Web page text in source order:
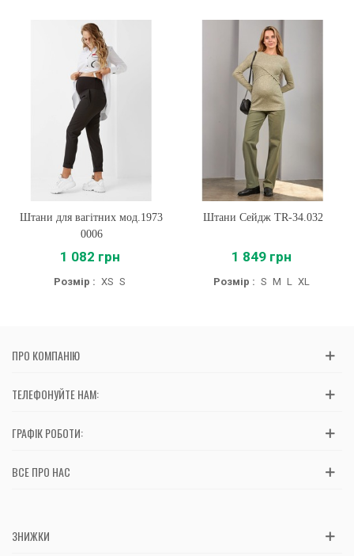
Штани для вагітних мод.1973
0006
1 082 грн
Розмір : XS S
Штани Сейдж TR-34.032
1 849 грн
Розмір : S M L XL
ПРО КОМПАНІЮ
ТЕЛЕФОНУЙТЕ НАМ:
ГРАФІК РОБОТИ:
ВСЕ ПРО НАС
ЗНИЖКИ